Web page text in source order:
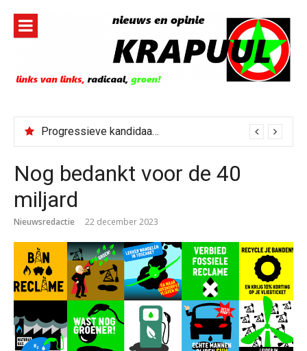
inhoud
Progressieve kandidaat El-Sayed senaatskandidaat Michigan
Nog bedankt voor de 40
miljard
Nieuwsredactie 22 december 2023